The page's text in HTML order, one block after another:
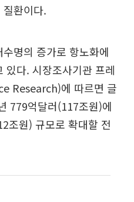
환이다.
명의 증가로 항노화에
있다. 시장조사기관 프레
Research)에 따르면 글
779억달러(117조원)에
조원) 규모로 확대할 전